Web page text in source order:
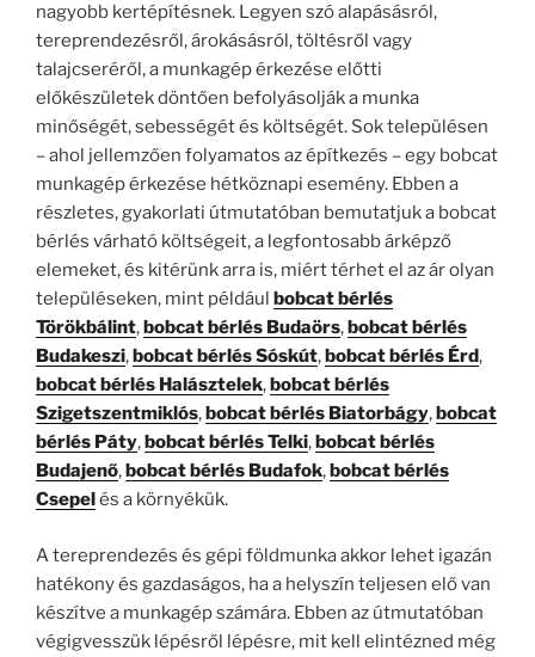
nagyobb kertépítésnek. Legyen szó alapásásról,
tereprendezésről, árokásásról, töltésről vagy
talajcseréről, a munkagép érkezése előtti
előkészületek döntően befolyásolják a munka
minőségét, sebességét és költségét. Sok településen
– ahol jellemzően folyamatos az építkezés – egy bobcat
munkagép érkezése hétköznapi esemény. Ebben a
részletes, gyakorlati útmutatóban bemutatjuk a bobcat
bérlés várható költségeit, a legfontosabb árképző
elemeket, és kitérünk arra is, miért térhet el az ár olyan
településeken, mint például bobcat bérlés
Törökbálint, bobcat bérlés Budaörs, bobcat bérlés
Budakeszi, bobcat bérlés Sóskút, bobcat bérlés Érd,
bobcat bérlés Halásztelek, bobcat bérlés
Szigetszentmiklós, bobcat bérlés Biatorbágy, bobcat
bérlés Páty, bobcat bérlés Telki, bobcat bérlés
Budajenő, bobcat bérlés Budafok, bobcat bérlés
Csepel és a környékük.
A tereprendezés és gépi földmunka akkor lehet igazán
hatékony és gazdaságos, ha a helyszín teljesen elő van
készítve a munkagép számára. Ebben az útmutatóban
végigvesszük lépésről lépésre, mit kell elintézned még